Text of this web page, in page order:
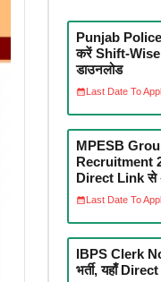
Punjab Police
करें Shift-
डाउनलोड
Last Date To
MPESB
Recruitment
Direct Link से
Last Date To
IBPS Clerk
भर्ती, यहाँ